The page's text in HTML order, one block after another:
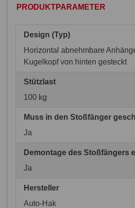
PRODUKTPARAMETER
Design (Typ)
Horizontal abnehmbare
Kugelkopf von hinten gesteckt
Stützlast
100 kg
Muss in den Stoßfänger
Ja
Demontage des Stoßfängers
Ja
Hersteller
Auto-Hak